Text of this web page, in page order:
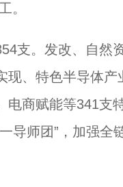
。
。发改、自然
现、特色半导体
电商赋能等341支
导师团”，加强